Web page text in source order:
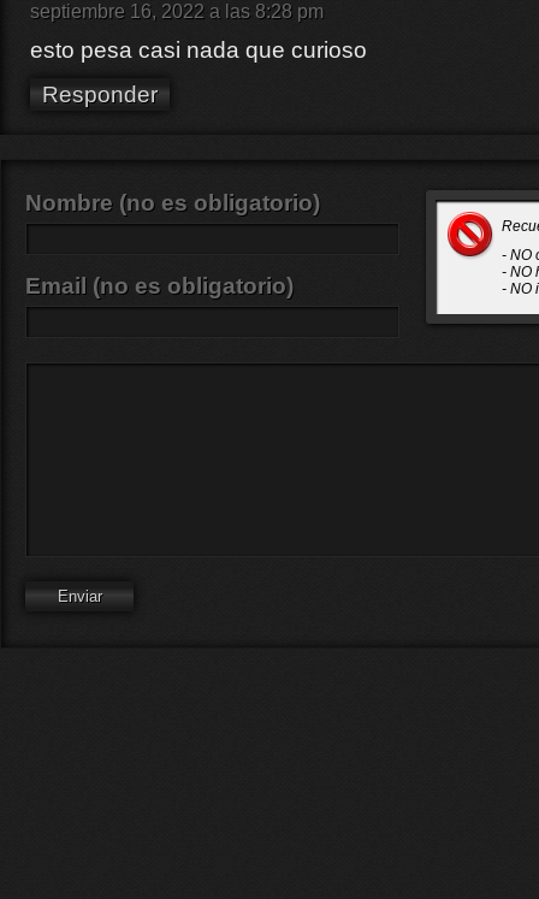
septiembre 16, 2022 a las 8:28 pm
esto pesa casi nada que curioso
Responder
- NO
- NO
- NO
Nombre (no es obligatorio)
Email (no es obligatorio)